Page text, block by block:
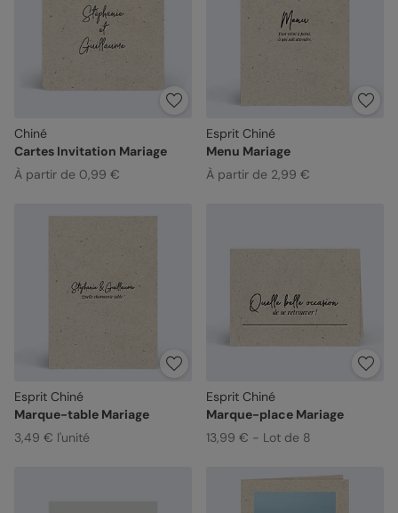
Chiné
Cartes Invitation Mariage
À partir de 0,99 €
Esprit Chiné
Menu Mariage
À partir de 2,99 €
Esprit Chiné
Marque-table Mariage
3,49 € l'unité
Esprit Chiné
Marque-place Mariage
13,99 € - Lot de 8